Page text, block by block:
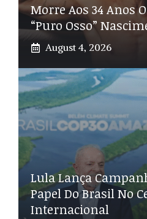
Morre Aos 34 Anos
“Puro Osso”
August 4, 2026
Lula Lança
Papel Do Brasil No
Internacional